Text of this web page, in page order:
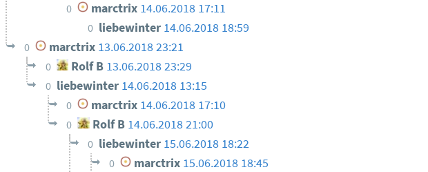
0 marctrix 14.06.2018 17:11
0 liebewinter 14.06.2018 18:59
0 marctrix 13.06.2018 23:21
0 Rolf B 13.06.2018 23:29
0 liebewinter 14.06.2018 13:15
0 marctrix 14.06.2018 17:10
0 Rolf B 14.06.2018 21:00
0 liebewinter 15.06.2018 18:22
0 marctrix 15.06.2018 18:45